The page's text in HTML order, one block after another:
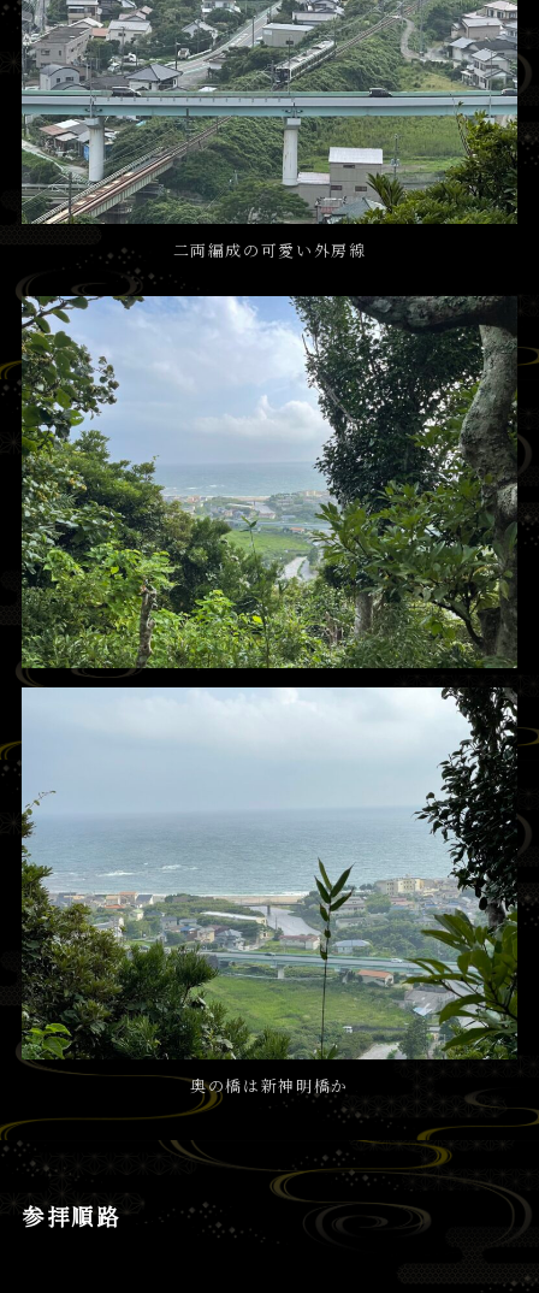
二両編成の可愛い外房線
奥の橋は新神明橋か
参拝順路